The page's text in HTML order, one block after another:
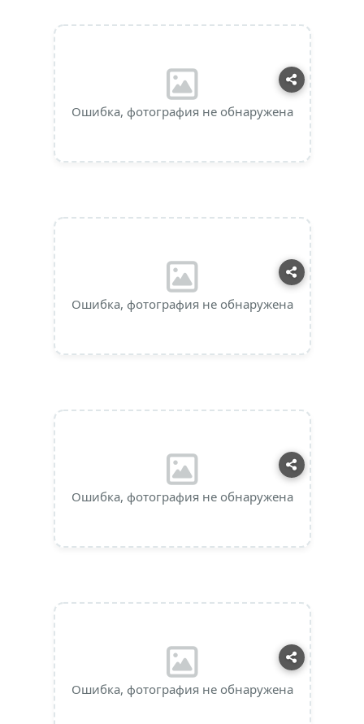
Ошибка, фотография не обнаружена
Ошибка, фотография не обнаружена
Ошибка, фотография не обнаружена
Ошибка, фотография не обнаружена